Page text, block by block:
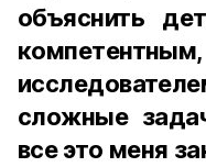
объяснить
сложные
все это меня